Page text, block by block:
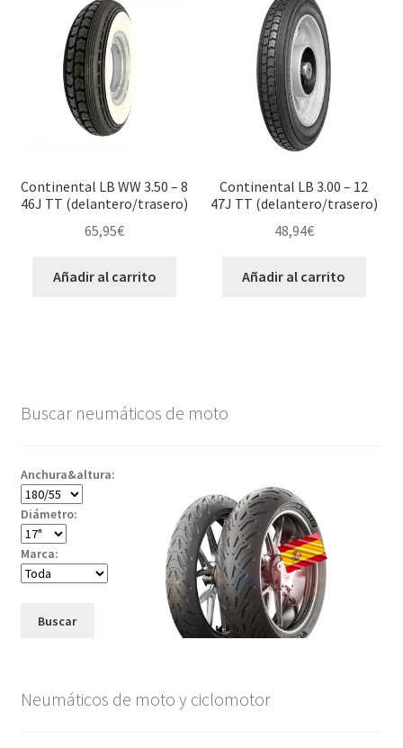
Continental LB WW 3.50 – 8
46J TT (delantero/trasero)
65,95€
Añadir al carrito
Continental LB 3.00 – 12
47J TT (delantero/trasero)
48,94€
Añadir al carrito
Buscar neumáticos de moto
Anchura&altura:
Diámetro:
Marca:
Buscar
Neumáticos de moto y ciclomotor